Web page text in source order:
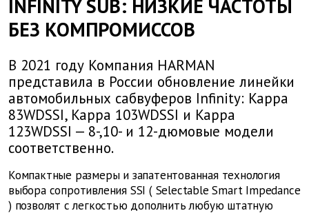
INFINITY SUB: НИЗКИЕ ЧАСТОТЫ
БЕЗ КОМПРОМИССОВ
В 2021 году Компания HARMAN
представила в России обновление линейки
автомобильных сабвуферов Infinity: Kappa
83WDSSI, Kappa 103WDSSI и Kappa
123WDSSI — 8-,10- и 12-дюмовые модели
соответственно.
Компактные размеры и запатентованная технология
выбора сопротивления SSI ( Selectable Smart Impedance
) позволят с легкостью дополнить любую штатную